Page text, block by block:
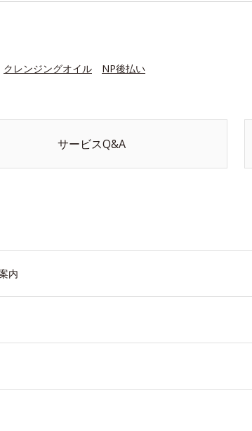
クレンジングオイル NP後払い
サービスQ&A
内